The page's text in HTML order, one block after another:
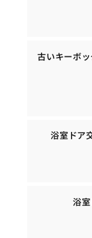
古いキーボ
浴室ドア
浴